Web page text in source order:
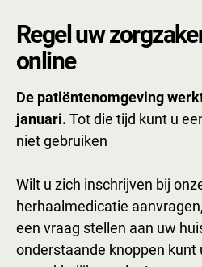
Regel uw
online
De patiëntenomgeving
januari. Tot die tijd kunt u
niet gebruiken
Wilt u zich inschrijven bij
herhaalmedicatie
een vraag stellen aan uw
onderstaande knoppen kunt